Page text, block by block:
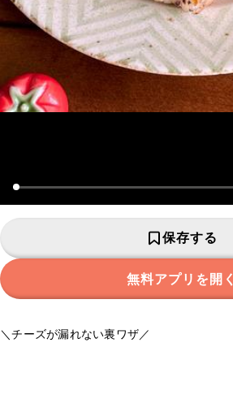
保存する
無料アプリを開く
＼チーズが漏れない裏ワザ／